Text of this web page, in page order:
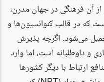
آن فرهنگی در جهان مدرن،
که در قالب کنوانسیون‌ها و
می‌شود. اگرچه پذیرش
و داوطلبانه است، اما وارد
ارتباط با دیگر کشورها